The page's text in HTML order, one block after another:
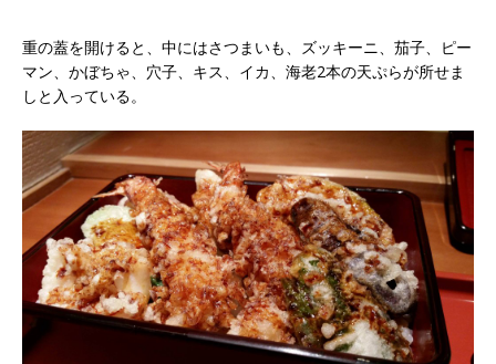
重の蓋を開けると、中にはさつまいも、ズッキーニ、茄子、ピー
マン、かぼちゃ、穴子、キス、イカ、海老2本の天ぷらが所せま
しと入っている。